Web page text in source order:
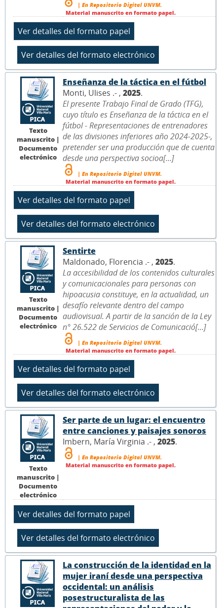
| En Repositorio Digital UNVM.
Material manuscrito en formato papel.
Texto
manuscrito |
Documento
electrónico
Enseñanza de la táctica en el fútbol
Monti, Ulises .- , 2025.
El presente Trabajo Final de Grado (TFG),
cuyo título es Enseñanza de la táctica en el
fútbol - Representaciones de entrenadores
de las divisiones inferiores año 2024-2025-,
pretender ser una producción que de cuenta
desde una perspectiva socioa[...]
| En Repositorio Digital UNVM.
Material manuscrito en formato papel.
Texto
manuscrito |
Documento
electrónico
Sentirte
Maldonado, Florencia .- , 2025.
La accesibilidad de los contenidos culturales
y comunicacionales para personas con
hipoacusia constituye, en la actualidad, un
desafío relevante dentro del campo
audiovisual. A partir de la sanción de la Ley
n° 26.522 de Servicios de Comunicació[...]
| En Repositorio Digital UNVM.
Material manuscrito en formato papel.
Texto
manuscrito |
Documento
electrónico
Ser parte de un lugar: el encuentro
entre canciones y paisajes sonoros
Imbern, María Virginia .- , 2025.
| En Repositorio Digital UNVM.
Material manuscrito en formato papel.
La construcción de la identidad en la
mujer iraní desde una perspectiva
occidental: un análisis
posestructuralista de las